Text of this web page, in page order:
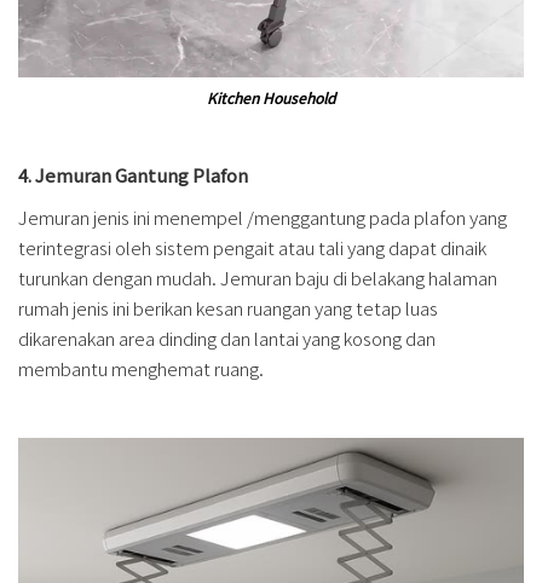
Kitchen Household
4. Jemuran Gantung Plafon
Jemuran jenis ini menempel /menggantung pada plafon yang
terintegrasi oleh sistem pengait atau tali yang dapat dinaik
turunkan dengan mudah. Jemuran baju di belakang halaman
rumah jenis ini berikan kesan ruangan yang tetap luas
dikarenakan area dinding dan lantai yang kosong dan
membantu menghemat ruang.